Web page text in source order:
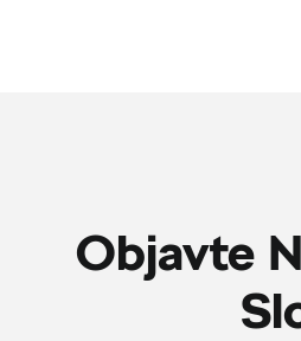
Objavte